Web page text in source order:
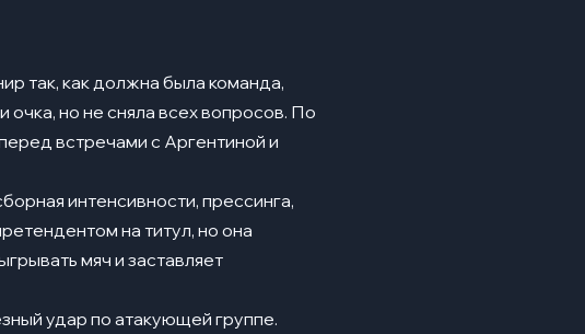
так, как должна была команда,
но не сняла всех вопросов. По
встречами с Аргентиной и
интенсивности, прессинга,
на титул, но она
мяч и заставляет
удар по атакующей группе.